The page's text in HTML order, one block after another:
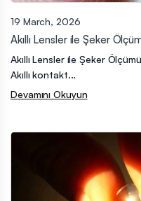
19 March, 2026
Akıllı Lensler ile Şeker
Akıllı Lensler ile Şeker
Akıllı kontakt...
Devamını Okuyun